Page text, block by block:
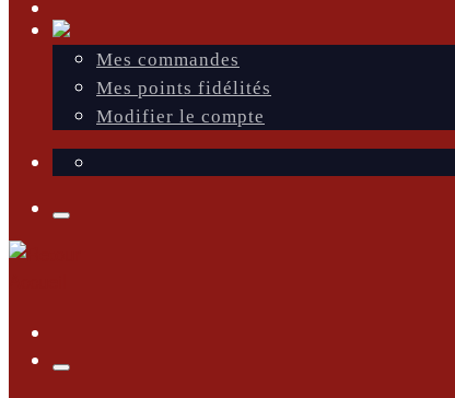
Mes commandes
Mes points fidélités
Modifier le compte
Menu
Menu